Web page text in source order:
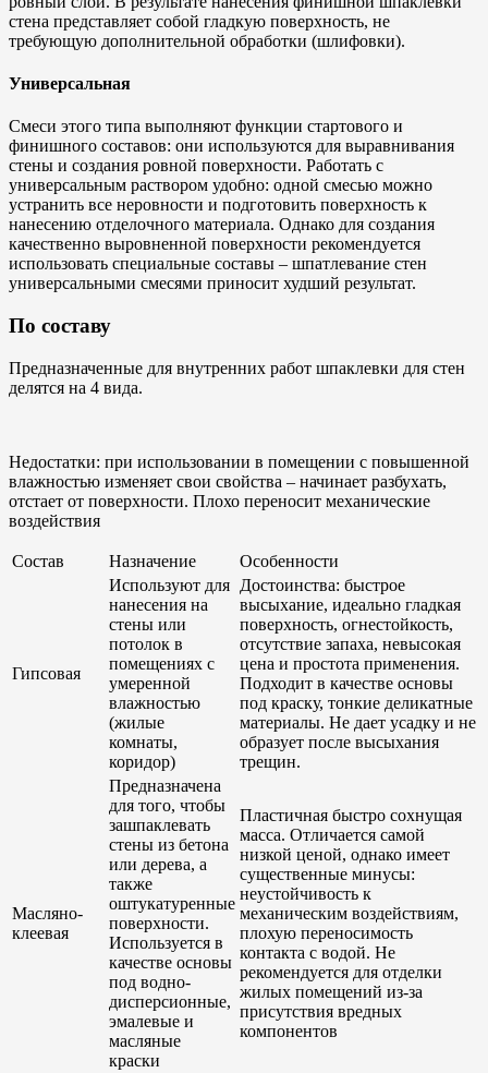
стена представляет собой гладкую поверхность, не
требующую дополнительной обработки (шлифовки).
Универсальная
Смеси этого типа выполняют функции стартового и
финишного составов: они используются для выравнивания
стены и создания ровной поверхности. Работать с
универсальным раствором удобно: одной смесью можно
устранить все неровности и подготовить поверхность к
нанесению отделочного материала. Однако для создания
качественно выровненной поверхности рекомендуется
использовать специальные составы – шпатлевание стен
универсальными смесями приносит худший результат.
По составу
Предназначенные для внутренних работ шпаклевки для стен
делятся на 4 вида.
Недостатки: при использовании в помещении с повышенной
влажностью изменяет свои свойства – начинает разбухать,
отстает от поверхности. Плохо переносит механические
воздействия
Состав Назначение Особенности
Гипсовая
Используют для
нанесения на
стены или
потолок в
помещениях с
умеренной
влажностью
(жилые
комнаты,
коридор)
Достоинства: быстрое
высыхание, идеально гладкая
поверхность, огнестойкость,
отсутствие запаха, невысокая
цена и простота применения.
Подходит в качестве основы
под краску, тонкие деликатные
материалы. Не дает усадку и не
образует после высыхания
трещин.
Масляно-
клеевая
Предназначена
для того, чтобы
зашпаклевать
стены из бетона
или дерева, а
также
оштукатуренные
поверхности.
Используется в
качестве основы
под водно-
дисперсионные,
эмалевые и
масляные
краски
Пластичная быстро сохнущая
масса. Отличается самой
низкой ценой, однако имеет
существенные минусы:
неустойчивость к
механическим воздействиям,
плохую переносимость
контакта с водой. Не
рекомендуется для отделки
жилых помещений из-за
присутствия вредных
компонентов